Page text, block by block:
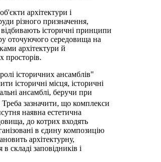
архітектури і
різного призначення,
відбивають історичні принципи
оточуючого середовища на
архітектури й
просторів.
історичних ансамблів"
історичні місця, історичні
ансамблі, беручи при
Треба зазначити, що комплекси
наявна естетична
до котрих входять
в єдину композицію
архітектурну,
складі заповідників і